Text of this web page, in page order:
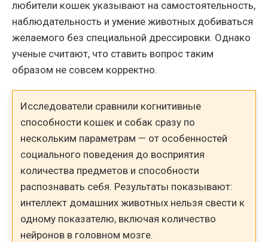
любители кошек указывают на самостоятельность,
наблюдательность и умение животных добиваться
желаемого без специальной дрессировки. Однако
ученые считают, что ставить вопрос таким
образом не совсем корректно.
Исследователи сравнили когнитивные
способности кошек и собак сразу по
нескольким параметрам — от особенностей
социального поведения до восприятия
количества предметов и способности
распознавать себя. Результаты показывают:
интеллект домашних животных нельзя свести к
одному показателю, включая количество
нейронов в головном мозге.